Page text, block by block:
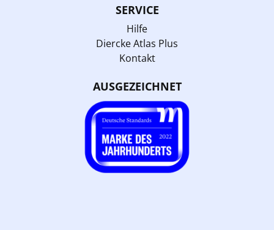
SERVICE
Hilfe
Diercke Atlas Plus
Kontakt
AUSGEZEICHNET